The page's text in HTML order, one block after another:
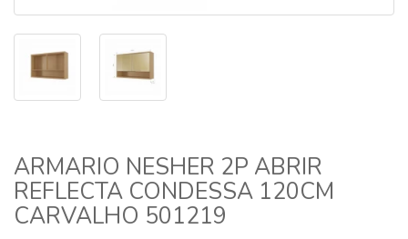
ARMARIO NESHER 2P ABRIR
REFLECTA CONDESSA 120CM
CARVALHO 501219